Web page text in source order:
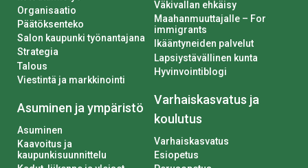
Organisaatio
Päätöksenteko
Salon kaupunki työnantajana
Strategia
Talous
Viestintä ja markkinointi
Asuminen ja ympäristö
Asuminen
Kaavoitus ja
kaupunkisuunnittelu
Väkivallan ehkäisy
Maahanmuuttajalle – For
immigrants
Ikääntyneiden palvelut
Lapsiystävällinen kunta
Hyvinvointiblogi
Varhaiskasvatus ja
koulutus
Varhaiskasvatus
Esiopetus